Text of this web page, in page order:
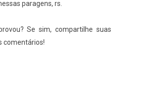
paragens, rs.
Se sim, compartilhe suas
comentários!